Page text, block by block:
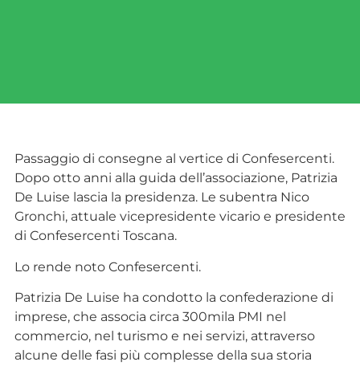
Passaggio di consegne al vertice di Confesercenti.
Dopo otto anni alla guida dell’associazione, Patrizia
De Luise lascia la presidenza. Le subentra Nico
Gronchi, attuale vicepresidente vicario e presidente
di Confesercenti Toscana.
Lo rende noto Confesercenti.
Patrizia De Luise ha condotto la confederazione di
imprese, che associa circa 300mila PMI nel
commercio, nel turismo e nei servizi, attraverso
alcune delle fasi più complesse della sua storia